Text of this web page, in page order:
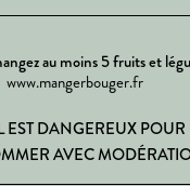
au moins 5 fruits et
www.mangerbouger.fr
EST DANGEREUX
AVEC